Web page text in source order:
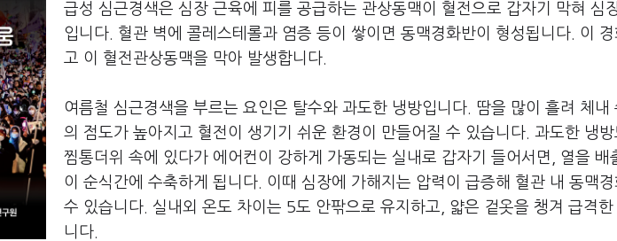
급성 심근경색은 심장 근육에 피를 공급하는 관상동맥이 혈전으로 갑자기 막혀 심
입니다. 혈관 벽에 콜레스테롤과 염증 등이 쌓이면 동맥경화반이 형성됩니다. 이
고 이 혈전관상동맥을 막아 발생합니다.
여름철 심근경색을 부르는 요인은 탈수와 과도한 냉방입니다. 땀을 많이 흘려 체내
의 점도가 높아지고 혈전이 생기기 쉬운 환경이 만들어질 수 있습니다. 과도한 냉
찜통더위 속에 있다가 에어컨이 강하게 가동되는 실내로 갑자기 들어서면, 열을
이 순식간에 수축하게 됩니다. 이때 심장에 가해지는 압력이 급증해 혈관 내 동맥
수 있습니다. 실내외 온도 차이는 5도 안팎으로 유지하고, 얇은 겉옷을 챙겨 급격
니다.